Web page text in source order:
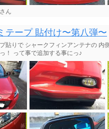
さん
テープ 貼付け〜第八弾〜
貼りで シャークフィンアンテナの 内
！ って事で追加する事にっ♪